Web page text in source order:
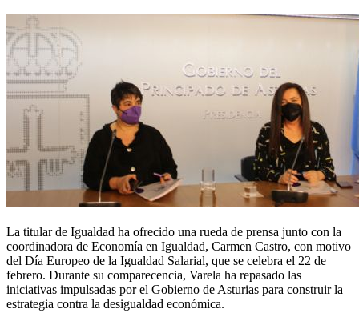
La titular de Igualdad ha ofrecido una rueda de prensa junto con la
coordinadora de Economía en Igualdad, Carmen Castro, con motivo
del Día Europeo de la Igualdad Salarial, que se celebra el 22 de
febrero. Durante su comparecencia, Varela ha repasado las
iniciativas impulsadas por el Gobierno de Asturias para construir la
estrategia contra la desigualdad económica.